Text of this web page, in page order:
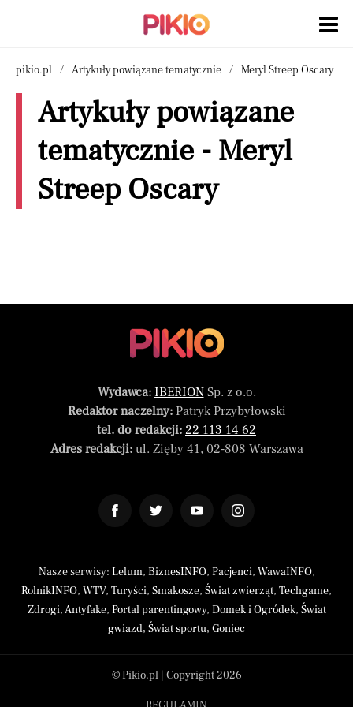
pikio.pl Artykuły powiązane tematycznie Meryl Streep Oscary
Artykuły powiązane
tematycznie - Meryl
Streep Oscary
Wydawca: IBERIONSp. z o.o.
Redaktor naczelny:Patryk Przybyłowski
tel. do redakcji: 22 113 14 62
Adres redakcji:ul. Zięby 41, 02-808 Warszawa
Nasze serwisy: Lelum, BiznesINFO, Pacjenci, WawaINFO,
RolnikINFO, WTV, Turyści, Smakosze, Świat zwierząt, Techgame,
Zdrogi,Antyfake, Portal parentingowy, Domek i Ogródek, Świat
gwiazd, Świat sportu, Goniec
© Pikio.pl | Copyright 2026